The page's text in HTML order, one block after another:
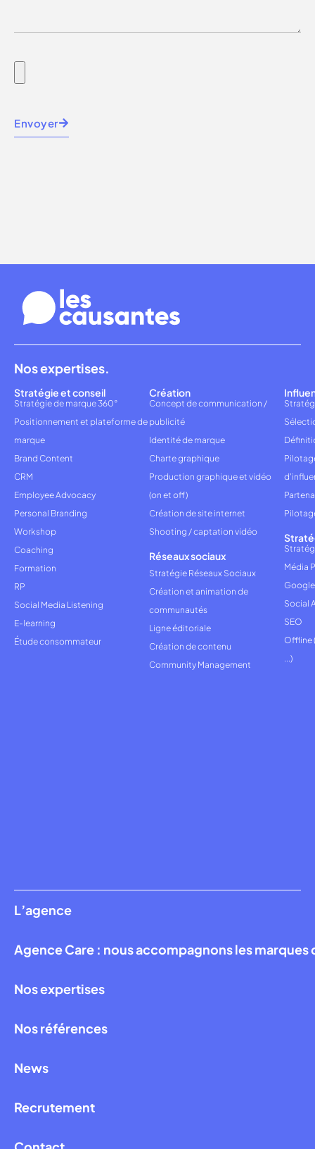
Envoyer
L’agence
Agence Care : nous accompagnons les
Nos expertises
Nos références
News
Recrutement
Nos expertises.
Stratégie et conseil
Stratégie de marque 360°
Positionnement et plateforme de
marque
Brand Content
CRM
Employee Advocacy
Personal Branding
Workshop
Coaching
Formation
RP
Social Media Listening
E-learning
Étude consommateur
Création
Concept de communication /
publicité
Identité de marque
Charte graphique
Production graphique et vidéo
(on et off)
Création de site internet
Shooting / captation vidéo
Réseaux sociaux
Stratégie Réseaux Sociaux
Création et animation de
communautés
Ligne éditoriale
Création de contenu
Community Management
Média
Social
SEO
Offline
...)